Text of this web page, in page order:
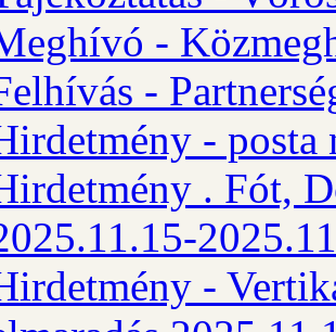
-
-
- posta
. Fót,
-